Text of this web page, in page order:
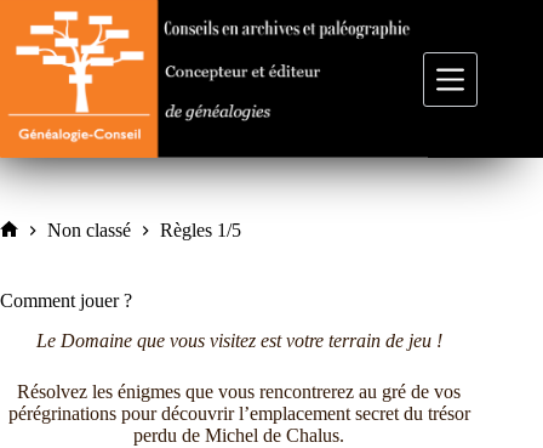
contenu
Non classé Règles 1/5
Comment jouer ?
Le Domaine que vous visitez est votre terrain de jeu !
Résolvez les énigmes que vous rencontrerez au gré de vos
pérégrinations pour découvrir l’emplacement secret du trésor
perdu de Michel de Chalus.